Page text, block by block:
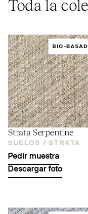
Toda la
BIO-
Strata Serpentine
SUELOS / STRATA
Pedir muestra
Descargar foto